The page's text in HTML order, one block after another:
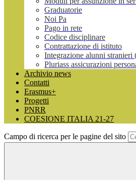
Graduatorie
Noi Pa
Pago in rete
Codice disciplinare
Contrattazione di istituto
Integrazione alunni stranieri
Pluriass assicurazioni
Archivio news
Contatti
Erasmus+
Progetti
PNRR
COESIONE ITALIA 21-27
Campo di ricerca per le pagine del sito